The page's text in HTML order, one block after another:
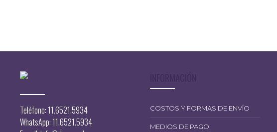
1.699,00
Teléfono: 11.6521.5934
WhatsApp: 11.6521.5934
COSTOS Y FORMAS DE ENVÍO
MEDIOS DE PAGO